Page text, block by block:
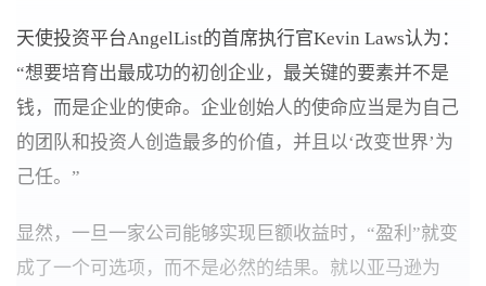
天使投资平台AngelList的首席执行官Kevin Laws认为：
“想要培育出最成功的初创企业，最关键的要素并不是
钱，而是企业的使命。企业创始人的使命应当是为自己
的团队和投资人创造最多的价值，并且以‘改变世界’为
己任。”
显然，一旦一家公司能够实现巨额收益时，“盈利”就变
成了一个可选项，而不是必然的结果。就以亚马逊为